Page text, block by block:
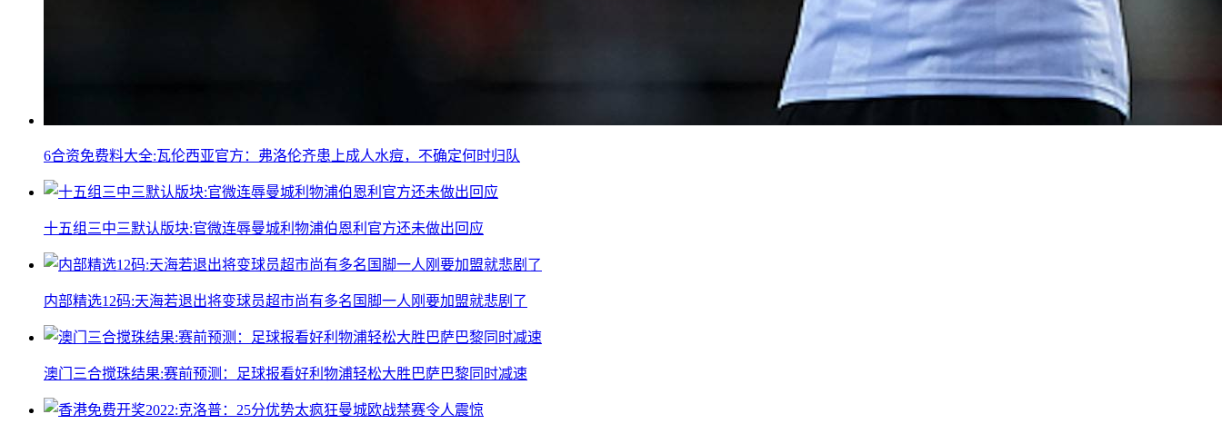
6合资免费料大全:瓦伦西亚官方：弗洛伦齐患上成人水痘，不确定何时归队
十五组三中三默认版块:官微连辱曼城利物浦伯恩利官方还未做出回应
内部精选12码:天海若退出将变球员超市尚有多名国脚一人刚要加盟就悲剧了
澳门三合搅珠结果:赛前预测：足球报看好利物浦轻松大胜巴萨巴黎同时减速